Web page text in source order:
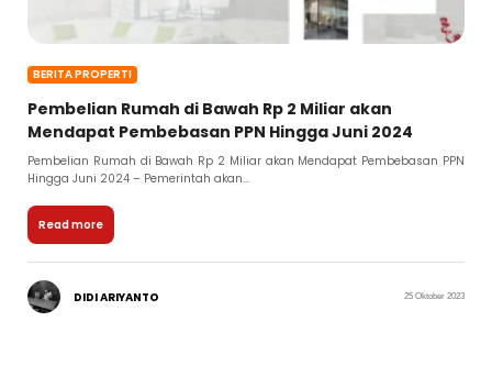
BERITA PROPERTI
Pembelian Rumah di Bawah Rp 2 Miliar akan
Mendapat Pembebasan PPN Hingga Juni 2024
Pembelian Rumah di Bawah Rp 2 Miliar akan Mendapat Pembebasan PPN
Hingga Juni 2024 – Pemerintah akan...
Read more
DIDI ARIYANTO 25 Oktober 2023